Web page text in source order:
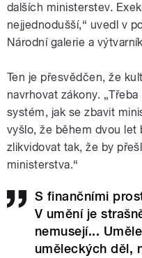
dalších ministerstev.
nejjednodušší,“ uvedl v
Národní galerie a
Ten je přesvědčen, že
navrhovat zákony.
systém, jak se zbavit
vyšlo, že během dvou let
zlikvidovat tak, že by
ministerstva.“
S finančními
V umění je
nemusejí...
uměleckých děl,